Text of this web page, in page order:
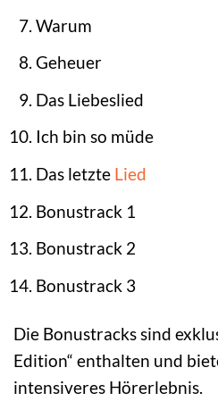
Warum
Geheuer
Das Liebeslied
Ich bin so müde
Das letzte Lied
Bonustrack 1
Bonustrack 2
Bonustrack 3
Die Bonustracks sind
Edition“ enthalten und
intensiveres Hörerlebnis.